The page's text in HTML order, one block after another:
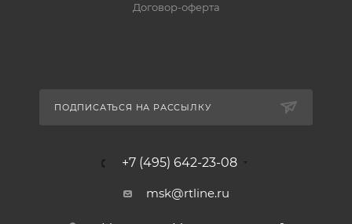
Договор-оферта
ПОДПИСАТЬСЯ НА РАССЫЛКУ
+7 (495) 642-23-08
msk@rtline.ru